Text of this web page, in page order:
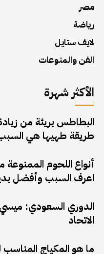
مصر
رياضة
لايف ستايل
الفن والمنوعات
الأكثر شهرة
البطاطس بريئة من
طريقة طهيها هي
أنواع اللحوم الممنوعة
اعرف السبب وأفضل
الدوري السعودي: ميسي
الاتحاد
ما هو المكياج المناسب